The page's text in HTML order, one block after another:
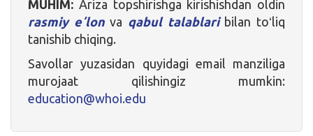
MUHIM: Ariza topshirishga kirishishdan oldin
rasmiy eʼlon va qabul talablaribilan toʻliq
tanishib chiqing.
Savollar yuzasidan quyidagi email manziliga
murojaat qilishingiz mumkin:
education@whoi.edu